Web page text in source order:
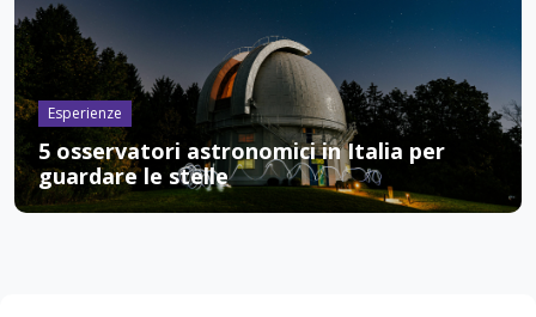
Esperienze
5 osservatori astronomici in Italia per
guardare le stelle